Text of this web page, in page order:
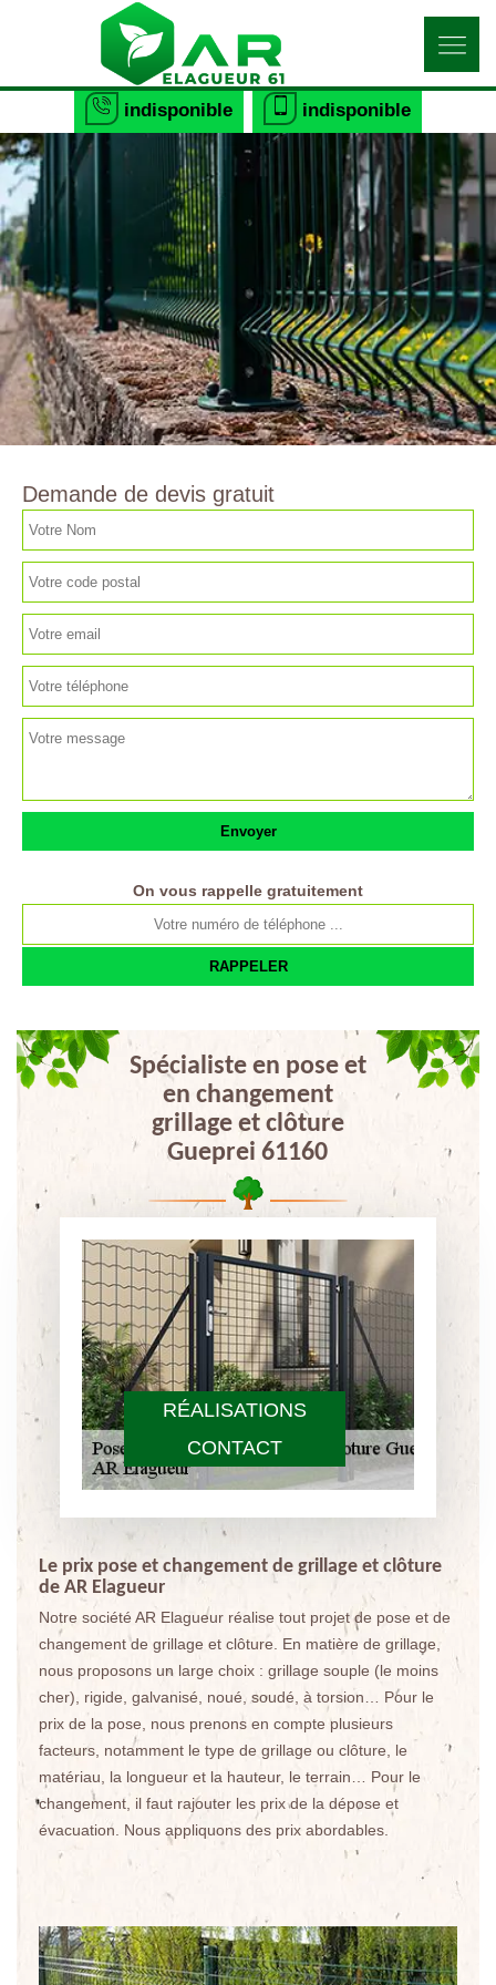
indisponible indisponible
RÉALISATIONS
CONTACT
Demande de devis gratuit
On vous rappelle gratuitement
Spécialiste en pose et
en changement
grillage et clôture
Gueprei 61160
Le prix pose et changement de grillage et clôture
de AR Elagueur
Notre société AR Elagueur réalise tout projet de pose et de
changement de grillage et clôture. En matière de grillage,
nous proposons un large choix : grillage souple (le moins
cher), rigide, galvanisé, noué, soudé, à torsion… Pour le
prix de la pose, nous prenons en compte plusieurs
facteurs, notamment le type de grillage ou clôture, le
matériau, la longueur et la hauteur, le terrain… Pour le
changement, il faut rajouter les prix de la dépose et
évacuation. Nous appliquons des prix abordables.